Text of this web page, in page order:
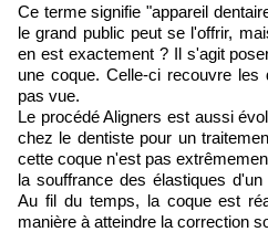
Ce terme signifie "appareil dentaire invisible". Oui, de nos jours,
le grand public peut se l'offrir,
en est exactement ? Il s'agit
une coque. Celle-ci recouvre
pas vue.
Le procédé Aligners est aussi
chez le dentiste pour un
cette coque n'est pas
la souffrance des élastiques d'un
Au fil du temps, la coque est
manière à atteindre la correction